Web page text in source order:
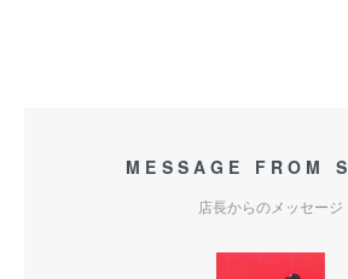
MESSAGE FROM
店長からのメッセージ